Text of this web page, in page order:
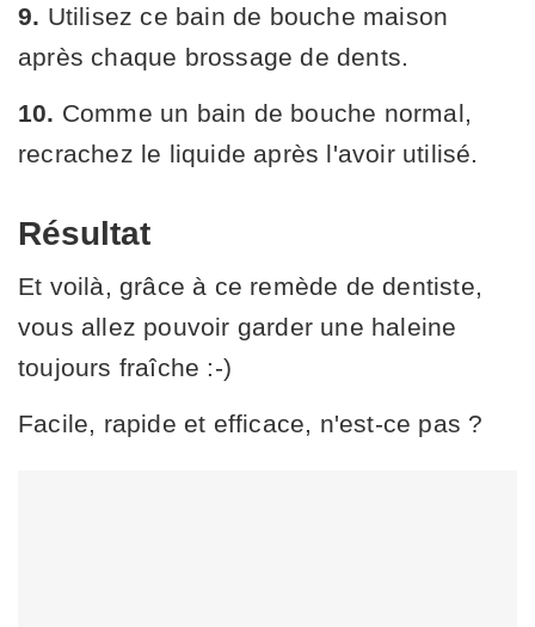
9. Utilisez ce bain de bouche maison
après chaque brossage de dents.
10. Comme un bain de bouche normal,
recrachez le liquide après l'avoir utilisé.
Résultat
Et voilà, grâce à ce remède de dentiste,
vous allez pouvoir garder une haleine
toujours fraîche :-)
Facile, rapide et efficace, n'est-ce pas ?